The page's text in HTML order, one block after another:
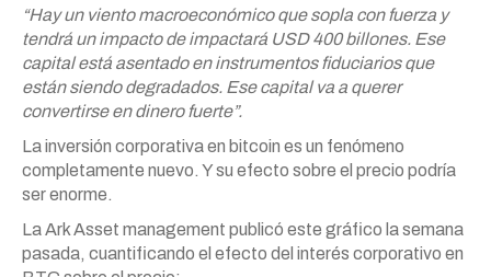
“Hay un viento macroeconómico que sopla con fuerza y
tendrá un impacto de impactará USD 400 billones. Ese
capital está asentado en instrumentos fiduciarios que
están siendo degradados. Ese capital va a querer
convertirse en dinero fuerte”.
La inversión corporativa en bitcoin es un fenómeno
completamente nuevo. Y su efecto sobre el precio podría
ser enorme.
La Ark Asset management publicó este gráfico la semana
pasada, cuantificando el efecto del interés corporativo en